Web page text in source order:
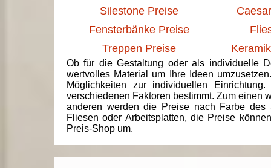
Silestone Preise
Fensterbänke Preise
Treppen Preise
Ob für die Gestaltung oder als individuelle
wertvolles Material um Ihre Ideen
Möglichkeiten zur individuellen
verschiedenen Faktoren bestimmt. Zum einen
anderen werden die Preise nach Farbe des
Fliesen oder Arbeitsplatten, die Preise
Preis-Shop um.